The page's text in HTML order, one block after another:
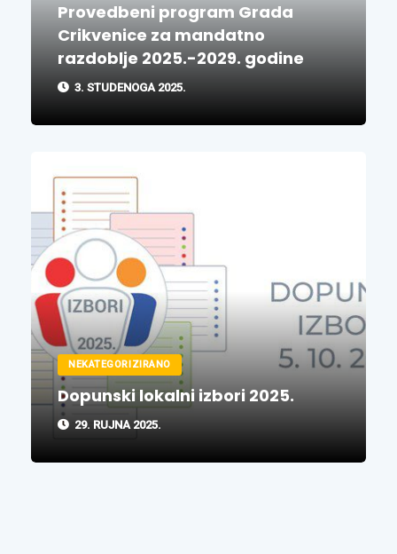
Provedbeni program Grada
Crikvenice za mandatno
razdoblje 2025.-2029. godine
3. STUDENOGA 2025.
NEKATEGORIZIRANO
Dopunski lokalni izbori 2025.
29. RUJNA 2025.